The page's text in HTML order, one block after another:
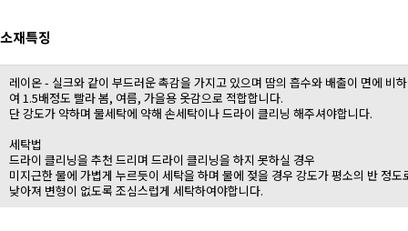
소재특징
레이온 - 실크와 같이 부드러운 촉감을 가지고 있으며 땀의 흡수와 배출이 면에 비하
여 1.5배정도 빨라 봄, 여름, 가을용 옷감으로 적합합니다.
단 강도가 약하며 물세탁에 약해 손세탁이나 드라이 클리닝 해주셔야합니다.
세탁법
드라이 클리닝을 추천 드리며 드라이 클리닝을 하지 못하실 경우
미지근한 물에 가볍게 누르듯이 세탁을 하며 물에 젖을 경우 강도가 평소의 반 정도
낮아져 변형이 없도록 조심스럽게 세탁하여야합니다.